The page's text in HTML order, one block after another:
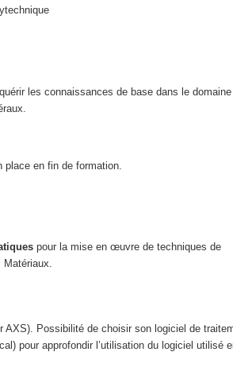
les connaissances de base dans le
place en fin de formation.
pour la mise en œuvre de techniques de
Possibilité de choisir son logiciel de
pour approfondir l’utilisation du logiciel utilisé